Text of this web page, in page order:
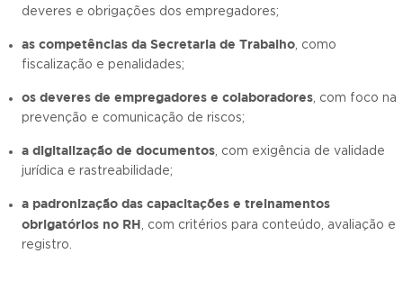
deveres e obrigações dos empregadores;
as competências da Secretaria de Trabalho, como
fiscalização e penalidades;
os deveres de empregadores e colaboradores, com foco na
prevenção e comunicação de riscos;
a digitalização de documentos, com exigência de validade
jurídica e rastreabilidade;
a padronização das capacitações e treinamentos
obrigatórios no RH, com critérios para conteúdo, avaliação e
registro.